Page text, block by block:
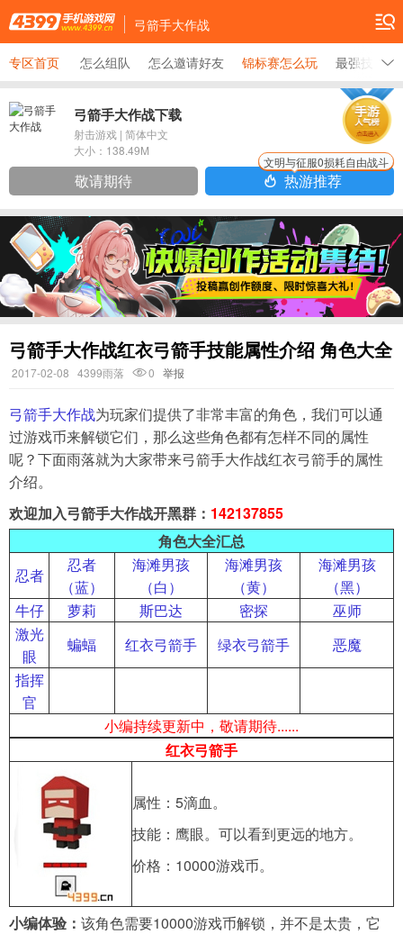
4399手机游戏网
弓箭手大作战
专区首页 怎么组队 怎么邀请好友 锦标赛怎么玩 最强技能搭
弓箭手大作战下载
射击游戏 | 简体中文
大小： 138.49M
敬请期待 热游推荐
文明与征服0损耗自由战斗
弓箭手大作战红衣弓箭手技能属性介绍 角色大全
2017-02-08 4399雨落 0 举报
弓箭手大作战为玩家们提供了非常丰富的角色，我们可以通
过游戏币来解锁它们，那么这些角色都有怎样不同的属性
呢？下面雨落就为大家带来弓箭手大作战红衣弓箭手的属性
介绍。
欢迎加入弓箭手大作战开黑群： 142137855
角色大全汇总
忍者
忍者
（蓝）
海滩男孩
（白）
海滩男孩
（黄）
海滩男孩
（黑）
牛仔
萝莉 斯巴达 密探
巫师
激光
眼
蝙蝠 红衣弓箭手 绿衣弓箭手
恶魔
指挥
官
小编持续更新中，敬请期待......
红衣弓箭手
属性：5滴血。
技能：鹰眼。可以看到更远的地方。
价格：10000游戏币。
小编体验： 该角色需要10000游戏币解锁，并不是太贵，它